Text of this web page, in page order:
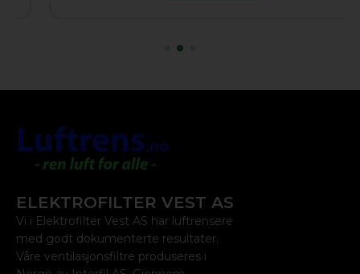
ELEKTROFILTER VEST AS
Vi i Elektrofilter Vest AS har luftrensere
med godt dokumenterte resultater.
Våre ventilasjonsfiltre produseres i